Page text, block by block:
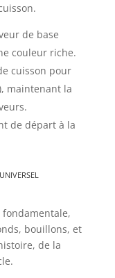
de base
couleur riche.
cuisson pour
maintenant la
de départ à la
bouillons, et
de la